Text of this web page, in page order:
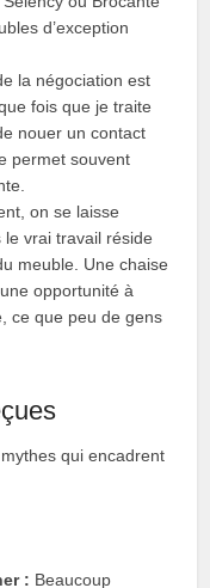
d’exception
la négociation est
fois que je traite
nouer un contact
permet souvent
on se laisse
vrai travail réside
meuble. Une chaise
opportunité à
ce que peu de gens
qui encadrent
: Beaucoup